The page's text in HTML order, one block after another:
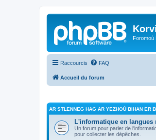
Foromoù
Raccourcis FAQ
Accueil du forum
AR STLENNEG HAG AR YEZHOÙ BIHAN ER
L'informatique en
Un forum pour parler de
pour collecter les dépêches.